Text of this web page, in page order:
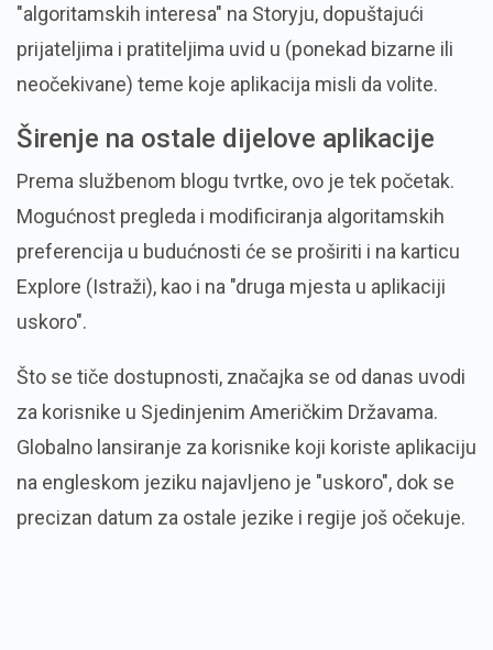
"algoritamskih interesa" na Storyju, dopuštajući
prijateljima i pratiteljima uvid u (ponekad bizarne ili
neočekivane) teme koje aplikacija misli da volite.
Širenje na ostale dijelove aplikacije
Prema službenom blogu tvrtke, ovo je tek početak.
Mogućnost pregleda i modificiranja algoritamskih
preferencija u budućnosti će se proširiti i na karticu
Explore (Istraži), kao i na "druga mjesta u aplikaciji
uskoro".
Što se tiče dostupnosti, značajka se od danas uvodi
za korisnike u Sjedinjenim Američkim Državama.
Globalno lansiranje za korisnike koji koriste aplikaciju
na engleskom jeziku najavljeno je "uskoro", dok se
precizan datum za ostale jezike i regije još očekuje.